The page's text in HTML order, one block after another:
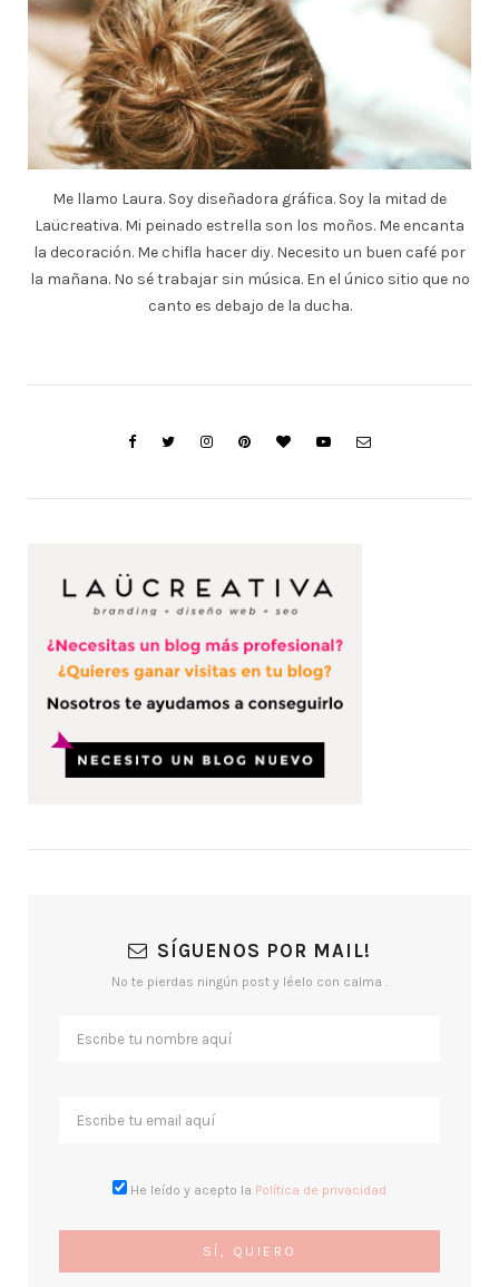
Me llamo Laura. Soy diseñadora gráfica. Soy la mitad de
Laücreativa. Mi peinado estrella son los moños. Me encanta
la decoración. Me chifla hacer diy. Necesito un buen café por
la mañana. No sé trabajar sin música. En el único sitio que no
canto es debajo de la ducha.
SÍGUENOS POR MAIL!
No te pierdas ningún post y léelo con calma .
He leído y acepto la Política de privacidad